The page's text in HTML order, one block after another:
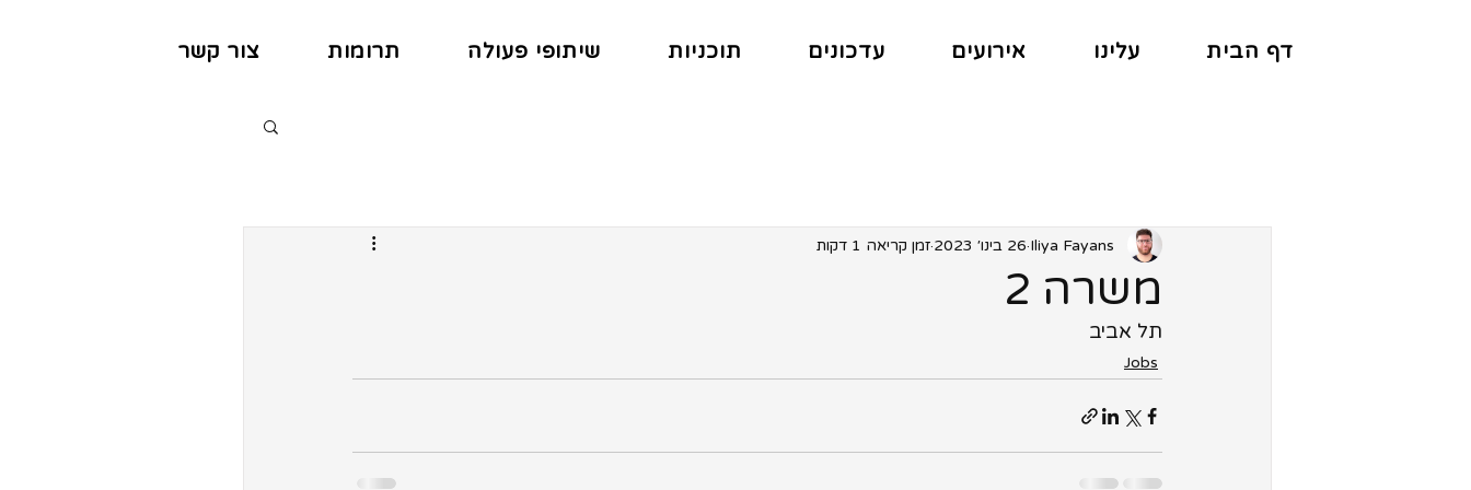
דף הבית עלינו אירועים עדכונים תוכניות שיתופי פעולה תרומות צור קשר
משרה 2
Iliya Fayans 26 בינו׳ 2023 זמן קריאה 1 דקות
תל אביב
Jobs